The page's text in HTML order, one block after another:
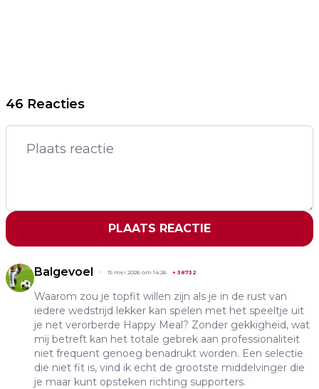
46 Reacties
PLAATS REACTIE
Balgevoel 15 mei 2026 om 14:26 + 38732
Waarom zou je topfit willen zijn als je in de rust van
iedere wedstrijd lekker kan spelen met het speeltje uit
je net verorberde Happy Meal? Zonder gekkigheid, wat
mij betreft kan het totale gebrek aan professionaliteit
niet frequent genoeg benadrukt worden. Een selectie
die niet fit is, vind ik echt de grootste middelvinger die
je maar kunt opsteken richting supporters.